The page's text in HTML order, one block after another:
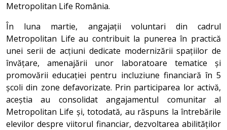
Metropolitan Life România.
În luna martie, angajații voluntari din cadrul
Metropolitan Life au contribuit la punerea în practică
unei serii de acțiuni dedicate modernizării spațiilor de
învățare, amenajării unor laboratoare tematice și
promovării educației pentru incluziune financiară în 5
școli din zone defavorizate. Prin participarea lor activă,
aceștia au consolidat angajamentul comunitar al
Metropolitan Life și, totodată, au răspuns la întrebările
elevilor despre viitorul financiar, dezvoltarea abilităților